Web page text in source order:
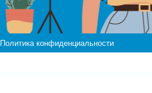
Политика конфиденциальности